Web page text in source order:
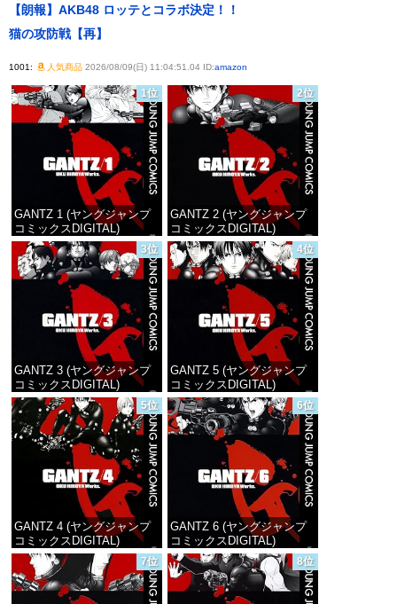
【朗報】AKB48 ロッテとコラボ決定！！
猫の攻防戦【再】
1001: 人気商品2026/08/09(日) 11:04:51.04 ID:amazon
1位
GANTZ 1 (ヤングジャンプ
コミックスDIGITAL)
価格：¥100
2位
GANTZ 2 (ヤングジャンプ
コミックスDIGITAL)
価格：¥100
3位
GANTZ 3 (ヤングジャンプ
コミックスDIGITAL)
価格：¥100
4位
GANTZ 5 (ヤングジャンプ
コミックスDIGITAL)
価格：¥100
5位
GANTZ 4 (ヤングジャンプ
コミックスDIGITAL)
価格：¥100
6位
GANTZ 6 (ヤングジャンプ
コミックスDIGITAL)
価格：¥100
7位 8位